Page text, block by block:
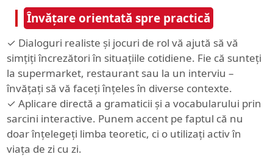
Învățare orientată spre practică
✓ Dialoguri realiste și jocuri de rol vă ajută să vă
simțiți încrezători în situațiile cotidiene. Fie că sunteți
la supermarket, restaurant sau la un interviu –
învățați să vă faceți înțeles în diverse contexte.
✓ Aplicare directă a gramaticii și a vocabularului prin
sarcini interactive. Punem accent pe faptul că nu
doar înțelegeți limba teoretic, ci o utilizați activ în
viața de zi cu zi.